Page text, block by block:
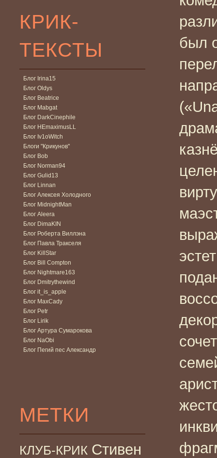
КРИК-
ТЕКСТЫ
Блог Irina15
Блог Oldys
Блог Beatrice
Блог Mabgat
Блог DarkCinephile
Блог HEmaximusLL
Блог Iv1oWitch
Блоги "Крикунов"
Блог Bob
Блог Norman94
Блог Gulid13
Блог Linnan
Блог Алексея Холодного
Блог MidnightMan
Блог Aleera
Блог DimaKIN
Блог Роберта Виллэна
Блог Павла Тракселя
Блог KillStar
Блог Bill Compton
Блог Nightmare163
Блог Dmitrythewind
Блог it_is_apple
Блог MaxCady
Блог Petr
Блог Lirik
Блог Артура Сумарокова
Блог NaObi
Блог Пегий пес Александр
МЕТКИ
КЛУБ-КРИК Стивен
был